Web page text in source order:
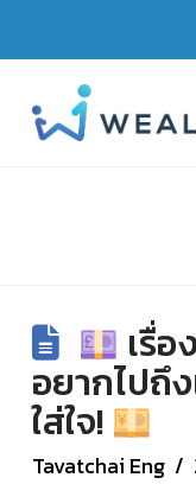
เรื่อ
อยากไปถึ
ใส่ใจ!
Tavatchai Eng